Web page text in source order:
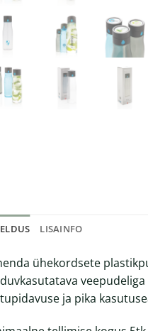
LISAINFO
ühekordsete
ja pika